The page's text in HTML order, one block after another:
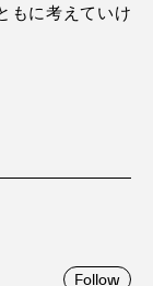
もに考えていけ
Follow